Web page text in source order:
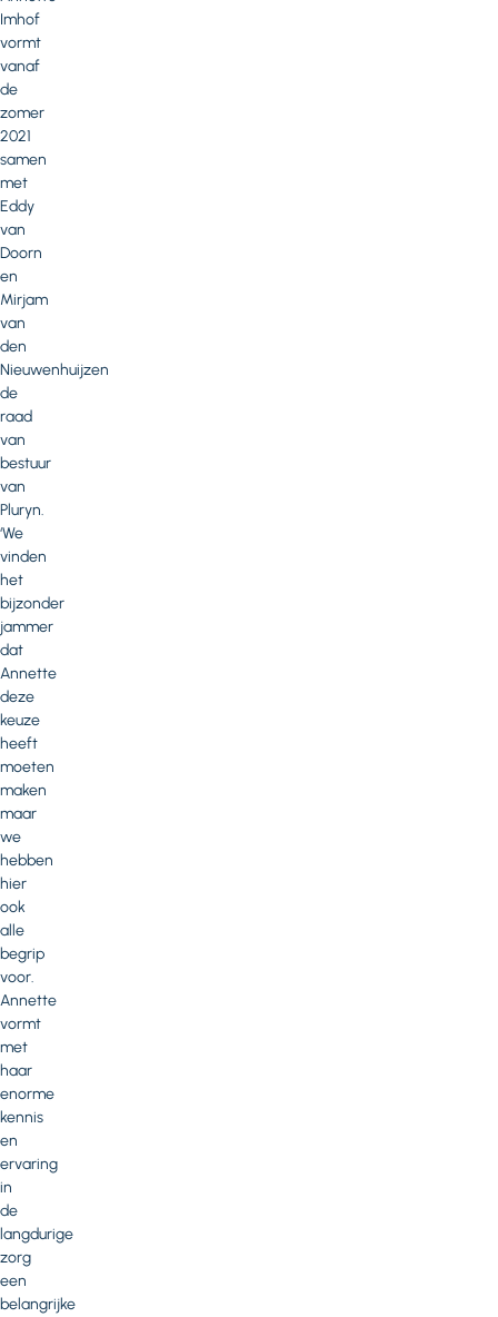
Imhof
vormt
vanaf
de
zomer
2021
samen
met
Eddy
van
Doorn
en
Mirjam
van
den
Nieuwenhuijzen
de
raad
van
bestuur
van
Pluryn.
‘We
vinden
het
bijzonder
jammer
dat
Annette
deze
keuze
heeft
moeten
maken
maar
we
hebben
hier
ook
alle
begrip
voor.
Annette
vormt
met
haar
enorme
kennis
en
ervaring
in
de
langdurige
zorg
een
belangrijke